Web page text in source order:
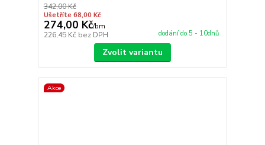
342,00 Kč
Ušetříte 68,00 Kč
274,00 Kč/bm
226,45 Kč bez DPH dodání do 5 - 10dnů
Zvolit variantu
Akce